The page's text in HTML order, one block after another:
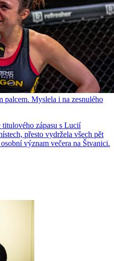
palcem. Myslela i na zesnulého
zápasu s Lucií
přesto vydržela všech pět
význam večera na Štvanici.